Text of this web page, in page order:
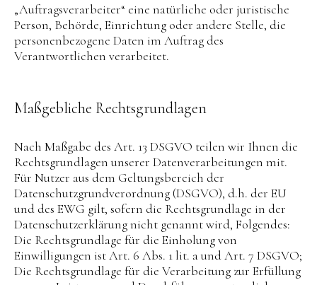
„Auftragsverarbeiter“ eine natürliche oder juristische
Person, Behörde, Einrichtung oder andere Stelle, die
personenbezogene Daten im Auftrag des
Verantwortlichen verarbeitet.
Maßgebliche Rechtsgrundlagen
Nach Maßgabe des Art. 13 DSGVO teilen wir Ihnen die
Rechtsgrundlagen unserer Datenverarbeitungen mit.
Für Nutzer aus dem Geltungsbereich der
Datenschutzgrundverordnung (DSGVO), d.h. der EU
und des EWG gilt, sofern die Rechtsgrundlage in der
Datenschutzerklärung nicht genannt wird, Folgendes:
Die Rechtsgrundlage für die Einholung von
Einwilligungen ist Art. 6 Abs. 1 lit. a und Art. 7 DSGVO;
Die Rechtsgrundlage für die Verarbeitung zur Erfüllung